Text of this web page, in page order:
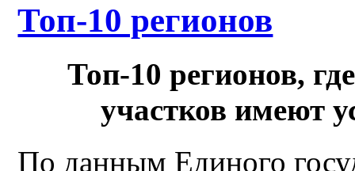
Топ-10 регионов
Топ-10 регионов,
участков имеют
По данным Единого